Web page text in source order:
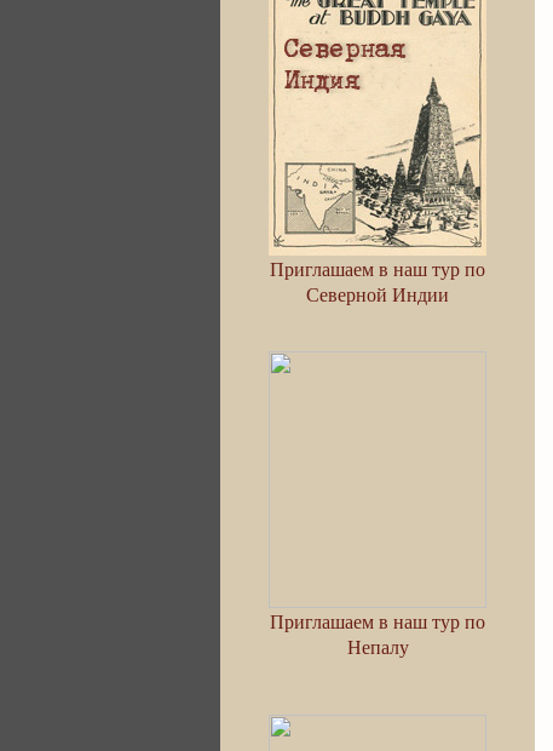
Приглашаем в наш тур по
Северной Индии
Приглашаем в наш тур по
Непалу